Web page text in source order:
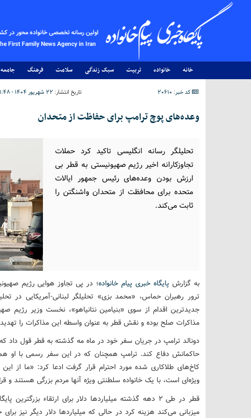
اولین رسانه تخصصی خانواده محور در
First Family News Agency in Iran
خانه خانواده تربیت سبک زندگی سلامت فرهنگ جامعه
کد خبر: 20610 تاریخ انتشار: ۲۲ شهریور ۱۴۰۴ - ۲۱:۴۸
وعده‌های پوچ ترامپ برای حفاظت از متحدان
تحلیلگر رسانه انگلیسی تاکید کرد حملات
تجاوزکارانه اخیر رژیم صهیونیستی به قطر بی
ارزش بودن وعده‌های رئیس جمهور ایالات
متحده برای محافظت از متحدان واشنگتن را
ثابت می‌کند.
به گزارش پایگاه خبری پیام خانواده؛ در پی تجاوز هوایی رژیم
ترور رهبران حماس، «محمد بزی» تحلیلگر لبنانی-آمریکایی در
جدیدترین اقدام از سوی «بنیامین نتانیاهو»، نخست وزیر رژیم
مذاکرات صلح بوده و نقش قطر به عنوان واسطه این مذاکرات را
دونالد ترامپ در جریان سفر خود در ماه مه گذشته به قطر قول
حاکمانش دفاع کند. ترامپ همچنان که در این سفر رسمی با او
کاخ‌های طلاکاری شده مورد احترام قرار گرفت ادعا کرد: «ما از
ویژه‌ای است، با یک خانواده سلطنتی ویژه آنها مردم بزرگی هستند و
قطر در طی ۲ دهه گذشته میلیاردها دلار برای ارتقاء
میزبانی می‌کند هزینه کرد در حالی که میلیاردها دلار دیگر نیز